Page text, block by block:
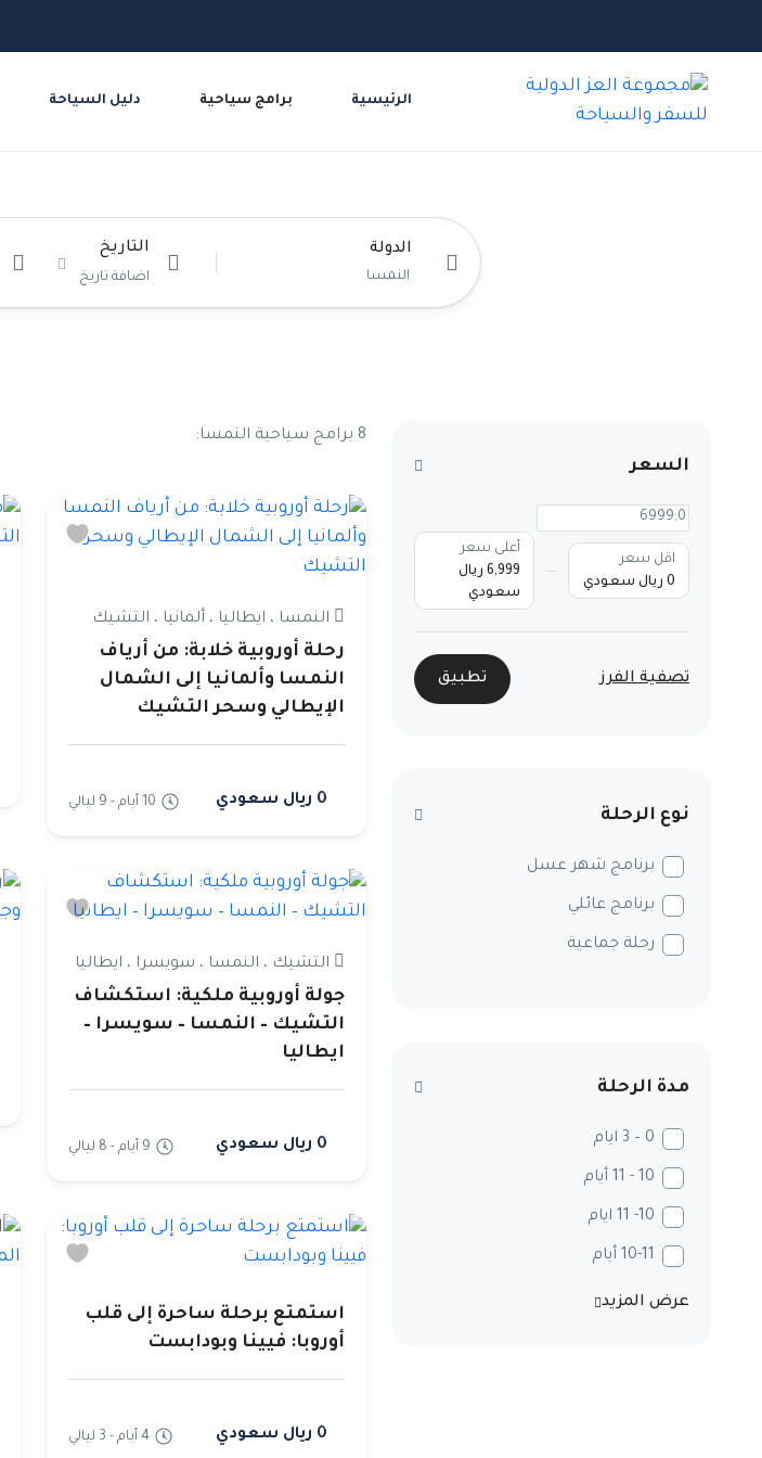
الرئيسية برامج سياحية دليل السياحة
الدولة التاريخ
اضافة تاريخ
السعر
اقل سعر
0 ريال سعودي
أعلى سعر
6,999 ريال
سعودي
تصفية الفرز تطبيق
نوع الرحلة
برنامج شهر عسل
برنامج عائلي
رحلة جماعية
مدة الرحلة
0 – 3 ايام
10 - 11 أيام
10- 11 ايام
10-11 أيام
عرض المزيد
8 برامج سياحية النمسا:
النمسا ، ايطاليا ، ألمانيا ، التشيك
رحلة أوروبية خلابة: من أرياف
النمسا وألمانيا إلى الشمال
الإيطالي وسحر التشيك
0 ريال سعودي 10 أيام - 9 ليالي
التشيك ، النمسا ، سويسرا ، ايطاليا
جولة أوروبية ملكية: استكشاف
التشيك – النمسا – سويسرا –
ايطاليا
0 ريال سعودي 9 أيام - 8 ليالي
استمتع برحلة ساحرة إلى قلب
أوروبا: فيينا وبودابست
0 ريال سعودي 4 أيام - 3 ليالي